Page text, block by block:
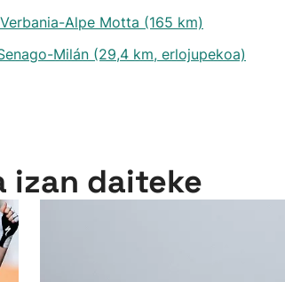
Alpe Motta (165 km)
Milán (29,4 km, erlojupekoa)
izan daiteke